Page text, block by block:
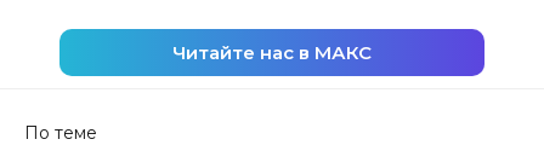
Читайте нас в МАКС
По теме